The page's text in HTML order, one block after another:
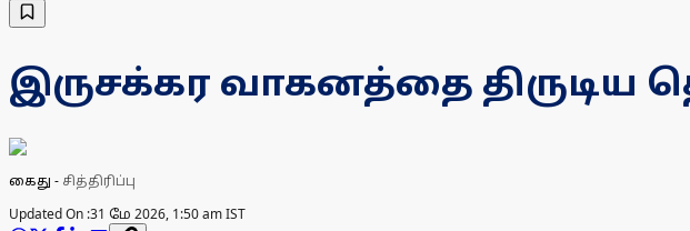
இருசக்கர வாகனத்தை திருடிய
கைது - சித்திரிப்பு
Updated On :31 மே 2026, 1:50 am IST